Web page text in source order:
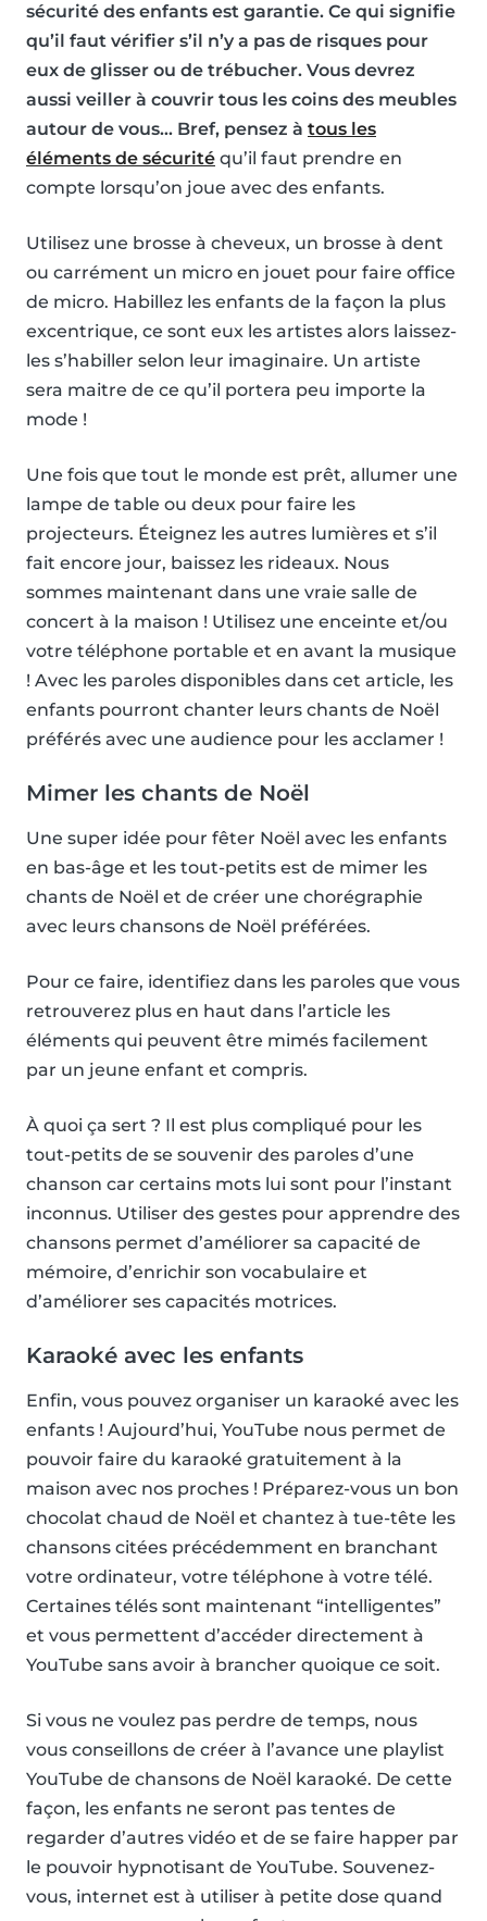
sécurité des enfants est garantie. Ce qui signifie
qu’il faut vérifier s’il n’y a pas de risques pour
eux de glisser ou de trébucher. Vous devrez
aussi veiller à couvrir tous les coins des meubles
autour de vous… Bref, pensez à tous les
éléments de sécurité qu’il faut prendre en
compte lorsqu’on joue avec des enfants.
Utilisez une brosse à cheveux, un brosse à dent
ou carrément un micro en jouet pour faire office
de micro. Habillez les enfants de la façon la plus
excentrique, ce sont eux les artistes alors laissez-
les s’habiller selon leur imaginaire. Un artiste
sera maitre de ce qu’il portera peu importe la
mode !
Une fois que tout le monde est prêt, allumer une
lampe de table ou deux pour faire les
projecteurs. Éteignez les autres lumières et s’il
fait encore jour, baissez les rideaux. Nous
sommes maintenant dans une vraie salle de
concert à la maison ! Utilisez une enceinte et/ou
votre téléphone portable et en avant la musique
! Avec les paroles disponibles dans cet article, les
enfants pourront chanter leurs chants de Noël
préférés avec une audience pour les acclamer !
Mimer les chants de Noël
Une super idée pour fêter Noël avec les enfants
en bas-âge et les tout-petits est de mimer les
chants de Noël et de créer une chorégraphie
avec leurs chansons de Noël préférées.
Pour ce faire, identifiez dans les paroles que vous
retrouverez plus en haut dans l’article les
éléments qui peuvent être mimés facilement
par un jeune enfant et compris.
À quoi ça sert ? Il est plus compliqué pour les
tout-petits de se souvenir des paroles d’une
chanson car certains mots lui sont pour l’instant
inconnus. Utiliser des gestes pour apprendre des
chansons permet d’améliorer sa capacité de
mémoire, d’enrichir son vocabulaire et
d’améliorer ses capacités motrices.
Karaoké avec les enfants
Enfin, vous pouvez organiser un karaoké avec les
enfants ! Aujourd’hui, YouTube nous permet de
pouvoir faire du karaoké gratuitement à la
maison avec nos proches ! Préparez-vous un bon
chocolat chaud de Noël et chantez à tue-tête les
chansons citées précédemment en branchant
votre ordinateur, votre téléphone à votre télé.
Certaines télés sont maintenant “intelligentes”
et vous permettent d’accéder directement à
YouTube sans avoir à brancher quoique ce soit.
Si vous ne voulez pas perdre de temps, nous
vous conseillons de créer à l’avance une playlist
YouTube de chansons de Noël karaoké. De cette
façon, les enfants ne seront pas tentes de
regarder d’autres vidéo et de se faire happer par
le pouvoir hypnotisant de YouTube. Souvenez-
vous, internet est à utiliser à petite dose quand